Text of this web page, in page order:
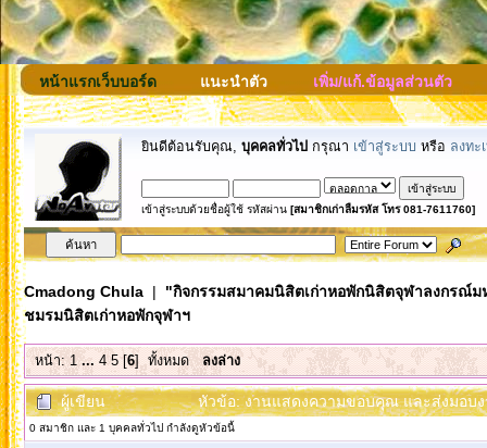
หน้าแรกเว็บบอร์ด แนะนำตัว เพิ่ม/แก้.ข้อมูลส่วนตัว
ยินดีต้อนรับคุณ, บุคคลทั่วไป กรุณา เข้าสู่ระบบ หรือ ลงทะ
เข้าสู่ระบบด้วยชื่อผู้ใช้ รหัสผ่าน [สมาชิกเก่าลืมรหัส โทร 081-7611760]
Cmadong Chula| "กิจกรรมสมาคมนิสิตเก่าหอพักนิสิตจุฬาลงกรณ์ม
ชมรมนิสิตเก่าหอพักจุฬาฯ
หน้า:1 ... 4 5[6] ทั้งหมด ลงล่าง
ผู้เขียน หัวข้อ: งานแสดงความขอบคุณ และส่งมอบ
0 สมาชิก และ 1 บุคคลทั่วไป กำลังดูหัวข้อนี้